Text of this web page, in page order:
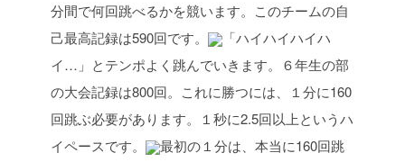
分間で何回跳べるかを競います。このチームの自
己最高記録は590回です。
「ハイハイハイハ
イ…」とテンポよく跳んでいきます。６年生の部
の大会記録は800回。これに勝つには、１分に160
回跳ぶ必要があります。１秒に2.5回以上というハ
イペースです。
最初の１分は、本当に160回跳